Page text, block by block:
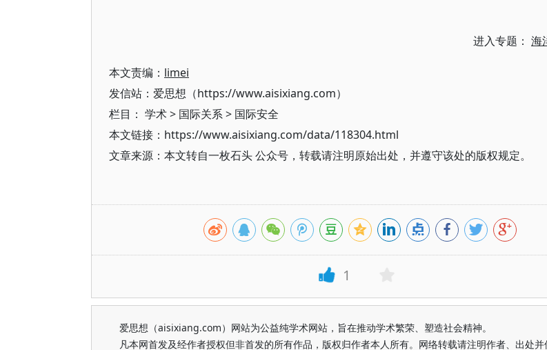
进入专题： 海
本文责编： limei
发信站：爱思想（https://www.aisixiang.com）
栏目： 学术> 国际关系> 国际安全
本文链接：https://www.aisixiang.com/data/118304.html
文章来源：本文转自一枚石头 公众号，转载请注明原始出处，并遵守该处的版权规定。
1
爱思想（aisixiang.com）网站为公益纯学术网站，旨在推动学术繁荣、塑造社会精神。
凡本网首发及经作者授权但非首发的所有作品，版权归作者本人所有。网络转载请注明作者、出处并